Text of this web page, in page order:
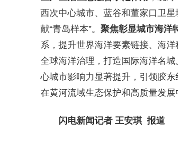
西次中心城市、蓝谷和董家口卫
献“青岛样本”。 聚焦彰显城市海洋
系，提升世界海洋要素链接、海
全球海洋治理，打造国际海洋名
心城市影响力显著提升，引领胶
在黄河流域生态保护和高质量发展
闪电新闻记者 王安琪 报道